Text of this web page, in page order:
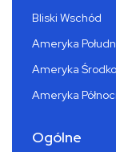
Bliski Wschód
Ameryka
Ameryka
Ameryka
Ogólne